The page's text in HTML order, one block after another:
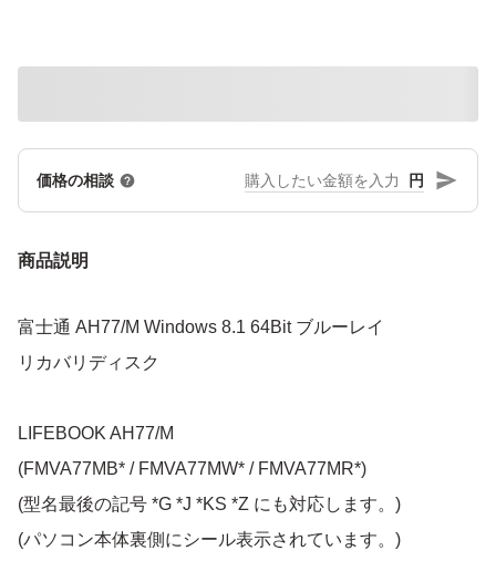
価格の相談 円
商品説明
富士通 AH77/M Windows 8.1 64Bit ブルーレイ
リカバリディスク
LIFEBOOK AH77/M
(FMVA77MB* / FMVA77MW* / FMVA77MR*)
(型名最後の記号 *G *J *KS *Z にも対応します。)
(パソコン本体裏側にシール表示されています。)